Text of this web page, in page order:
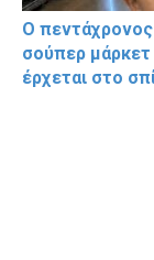
Ο πεντάχρονος
σούπερ μάρκετ
έρχεται στο